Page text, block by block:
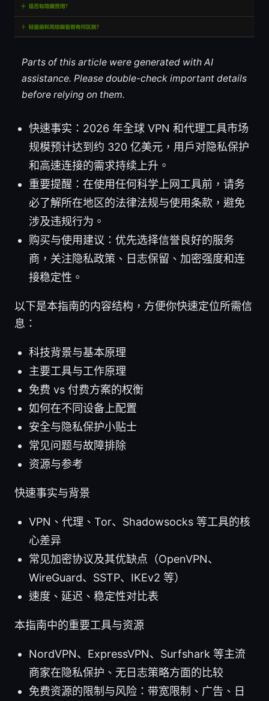
Parts of this article were generated with AI
assistance. Please double-check important details
before relying on them.
快速事实：2026 年全球 VPN 和代理工具市场
规模预计达到约 320 亿美元，用户对隐私保护
和高速连接的需求持续上升。
重要提醒：在使用任何科学上网工具前，请务
必了解所在地区的法律法规与使用条款，避免
涉及违规行为。
购买与使用建议：优先选择信誉良好的服务
商，关注隐私政策、日志保留、加密强度和连
接稳定性。
以下是本指南的内容结构，方便你快速定位所需信
息：
科技背景与基本原理
主要工具与工作原理
免费 vs 付费方案的权衡
如何在不同设备上配置
安全与隐私保护小贴士
常见问题与故障排除
资源与参考
快速事实与背景
VPN、代理、Tor、Shadowsocks 等工具的核
心差异
常见加密协议及其优缺点（OpenVPN、
WireGuard、SSTP、IKEv2 等）
速度、延迟、稳定性对比表
本指南中的重要工具与资源
NordVPN、ExpressVPN、Surfshark 等主流
商家在隐私保护、无日志策略方面的比较
免费资源的限制与风险：带宽限制、广告、日